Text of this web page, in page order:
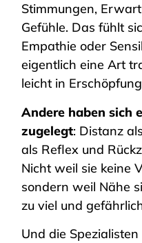
Stimmungen,
Gefühle. Das fühlt
Empathie oder
eigentlich eine Art
leicht in
Andere haben sich
zugelegt: Distanz
als Reflex und
Nicht weil sie keine
sondern weil Nähe
zu viel und
Und die